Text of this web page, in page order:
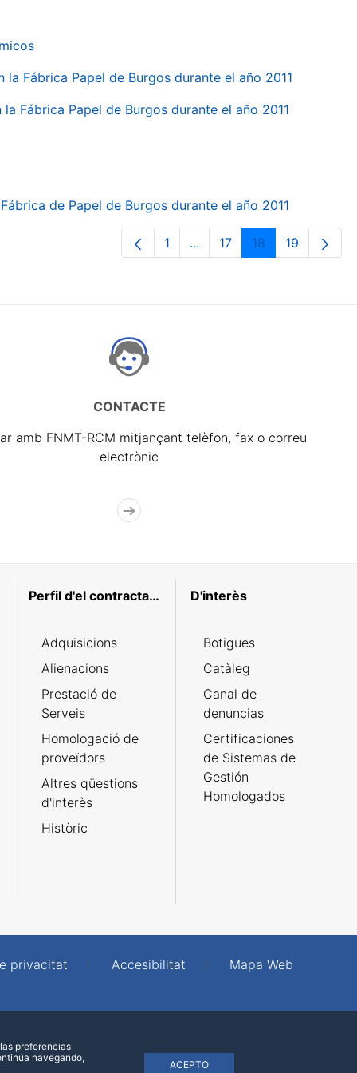
Fábrica Papel de Burgos durante el año 2011
Fábrica Papel de Burgos durante el año 2011
de Papel de Burgos durante el año 2011
Pàgina
1 ...Pàgines intermèdies
Pàgina
17 Pàgina
18 Pàgina
19
CONTACTE
amb FNMT-RCM mitjançant telèfon, fax o correu
electrònic
Perfil d'el contractant
Adquisicions
Alienacions
Prestació de
Serveis
Homologació de
proveïdors
Altres qüestions
d'interès
Històric
D'interès
Botigues
Catàleg
Canal de
denuncias
Certificaciones
de Sistemas de
Gestión
Homologados
privacitat Accesibilitat
Mapa Web
preferencias
navegando,
ACEPTO